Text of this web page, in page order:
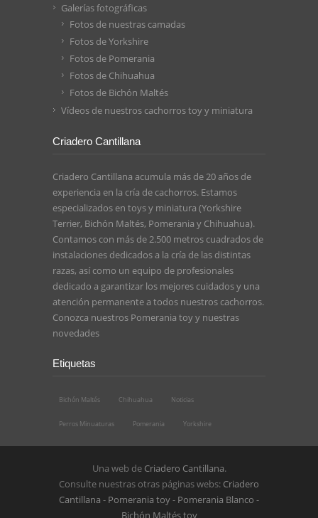
Galerías fotográficas
Fotos de nuestras camadas
Fotos de Yorkshire
Fotos de Pomerania
Fotos de Chihuahua
Fotos de Bichón Maltés
Vídeos de nuestros cachorros toy y miniatura
Criadero Cantillana
Criadero Cantillana acumula más de 20 años de
experiencia en la cría de cachorros. Estamos
especializados en toys y miniatura (Yorkshire
Terrier, Bichón Maltés, Pomerania y Chihuahua).
Contamos con más de 2.500 metros cuadrados de
instalaciones dedicados a la cría de las distintas
razas, así como un equipo de profesionales
dedicado a garantizar los mejores cuidados y una
atención permanente a todos nuestros cachorros.
Conozca nuestros Pomerania toyy nuestras
novedades
Etiquetas
Bichón Maltés Chihuahua Noticias
Perros Minuaturas Pomerania Yorkshire
Una web de Criadero Cantillana.
Consulte nuestras otras páginas webs: Criadero
Cantillana - Pomerania toy- Pomerania Blanco -
Bichón Maltés toy